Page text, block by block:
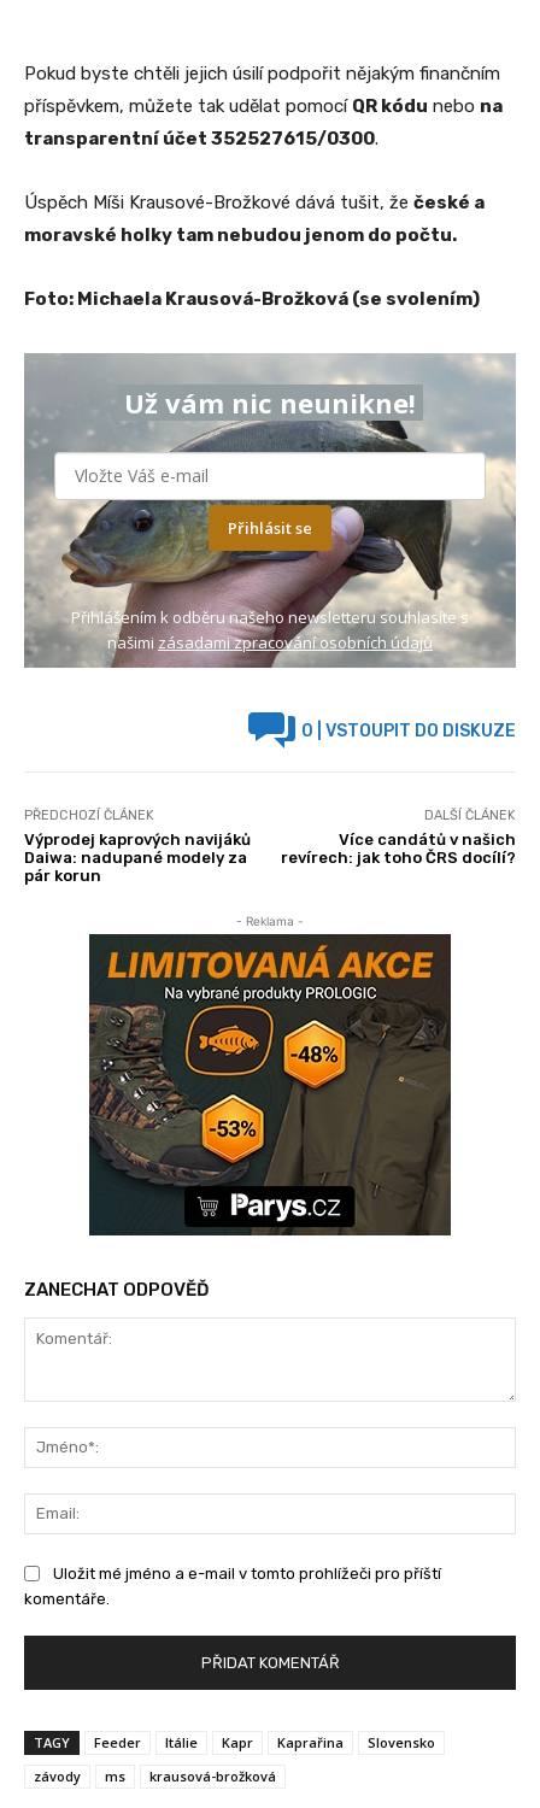
Pokud byste chtěli jejich úsilí podpořit nějakým finančním
příspěvkem, můžete tak udělat pomocí QR kódu nebo na
transparentní účet 352527615/0300.
Úspěch Míši Krausové-Brožkové dává tušit, že české a
moravské holky tam nebudou jenom do počtu.
Foto: Michaela Krausová-Brožková (se svolením)
Už vám nic neunikne!
Přihlásit se
Přihlášením k odběru našeho newsletteru souhlasíte s
našimi zásadami zpracování osobních údajů
0 | VSTOUPIT DO DISKUZE
PŘEDCHOZÍ ČLÁNEK
Výprodej kaprových navijáků
Daiwa: nadupané modely za
pár korun
DALŠÍ ČLÁNEK
Více candátů v našich
revírech: jak toho ČRS docílí?
- Reklama -
ZANECHAT ODPOVĚĎ
Uložit mé jméno a e-mail v tomto prohlížeči pro příští
komentáře.
TAGY Feeder Itálie Kapr Kaprařina
Slovensko
závody
ms krausová-brožková